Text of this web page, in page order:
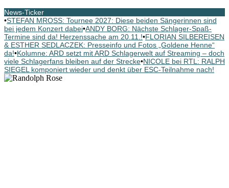
News-Ticker
•STEFAN MROSS: Tournee 2027: Diese beiden Sängerinnen sind
bei jedem Konzert dabei•ANDY BORG: Nächste Schlager-Spaß-
Termine sind da! Herzenssache am 20.11.!•FLORIAN SILBEREISEN
& ESTHER SEDLACZEK: Presseinfo und Fotos „Goldene Henne“
da!•Kolumne: ARD setzt mit ARD Schlagerwelt auf Streaming – doch
viele Schlagerfans bleiben auf der Strecke•NICOLE bei RTL: RALPH
SIEGEL komponiert wieder und denkt über ESC-Teilnahme nach!